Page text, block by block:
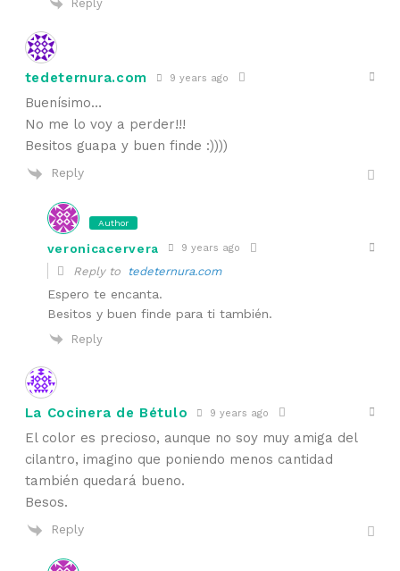
Reply
tedeternura.com 9 years ago
Buenísimo…
No me lo voy a perder!!!
Besitos guapa y buen finde :))))
Reply
Author
veronicacervera 9 years ago
Reply to tedeternura.com
Espero te encanta.
Besitos y buen finde para ti también.
Reply
La Cocinera de Bétulo 9 years ago
El color es precioso, aunque no soy muy amiga del
cilantro, imagino que poniendo menos cantidad
también quedará bueno.
Besos.
Reply